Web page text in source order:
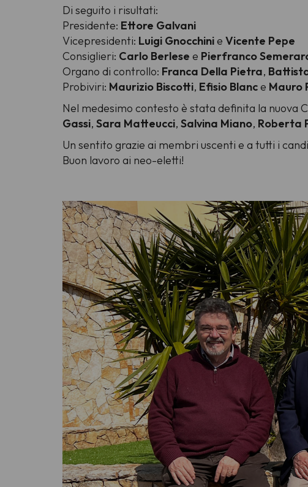
Di seguito i risultati:
Presidente: Ettore Galvani
Vicepresidenti: Luigi Gnocchinie Vicente Pepe
Consiglieri: Carlo Berlese e Pierfranco
Organo di controllo: Franca Della Pietra,
Probiviri: Maurizio Biscotti, Efisio Blance Mauro
Nel medesimo contesto è stata definita la nuova
Gassi, Sara Matteucci, Salvina Miano, Roberta
Un sentito grazie ai membri uscenti e a tutti i
Buon lavoro ai neo-eletti!